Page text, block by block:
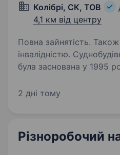
Колібрі, СК, ТОВ
4,1 км від центру
Повна зайнятість.
інвалідністю. Суднобудівна компанія «КОЛІБРІ»
була заснована у 1995
Наша команда запрошує
2 дні тому
Різноробочий